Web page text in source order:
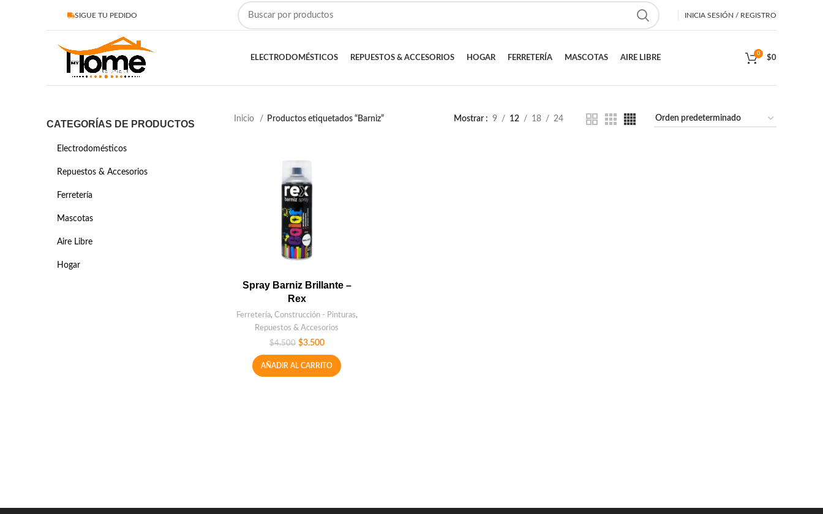
SIGUE TU PEDIDO INICIA SESIÓN / REGISTRO
ELECTRODOMÉSTICOS REPUESTOS & ACCESORIOS HOGAR FERRETERÍA MASCOTAS AIRE LIBRE
0
$0
CATEGORÍAS DE PRODUCTOS
Electrodomésticos
Repuestos & Accesorios
Ferretería
Mascotas
Aire Libre
Hogar
Inicio Productos etiquetados “Barniz” Mostrar 9 12 18 24
Spray Barniz Brillante –
Rex
Ferretería, Construcción - Pinturas,
Repuestos & Accesorios
$4.500 $3.500
AÑADIR AL CARRITO